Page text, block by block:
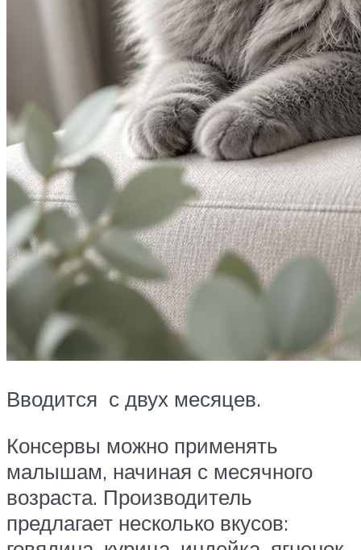
Вводится с двух месяцев.
Консервы можно применять
малышам, начиная с месячного
возраста. Производитель
предлагает несколько вкусов: